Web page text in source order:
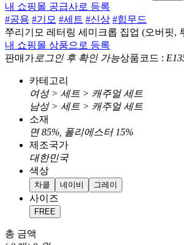
내 쇼핑몰 공급사로 등록
#공용 #기모 #세트 #신상 #힙무드
쭈리기모 레터링 세미크롭 집업 (오버핏,
내 쇼핑몰 상품으로 등록
판매가 로그인 후 확인 가능상품코드 :
카테고리
여성 > 세트 > 캐주얼 세트
남성 > 세트 > 캐주얼 세트
소재
면 85%, 폴리에스터 15%
제조국가
대한민국
색상
차콜 네이비 그레이
사이즈
FREE
총 금액